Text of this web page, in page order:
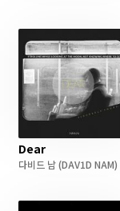
Dear
다비드 남(DAV1D NAM)